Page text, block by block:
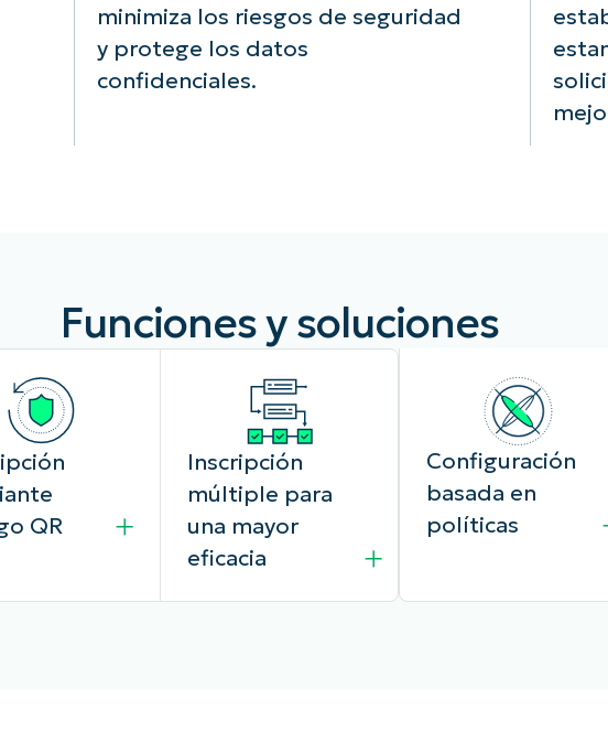
minimiza los riesgos de seguridad
y protege los datos
confidenciales.
Funciones y soluciones
QR
Inscripción
múltiple para
una mayor
eficacia
Configuración
basada en
políticas